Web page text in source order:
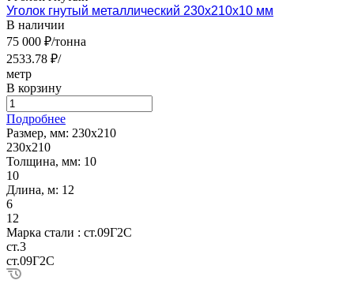
Уголок гнутый металлический 230х210х10 мм
В наличии
75 000 ₽/тонна
2533.78 ₽/
метр
В корзину
Подробнее
Размер, мм: 230х210
230х210
Толщина, мм: 10
10
Длина, м: 12
6
12
Марка стали : ст.09Г2С
ст.3
ст.09Г2С